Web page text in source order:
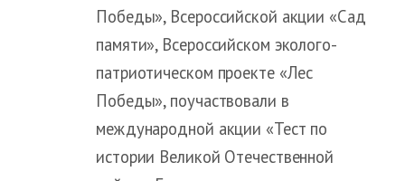
Победы», Всероссийской акции «Сад
памяти», Всероссийском эколого-
патриотическом проекте «Лес
Победы», поучаствовали в
международной акции «Тест по
истории Великой Отечественной